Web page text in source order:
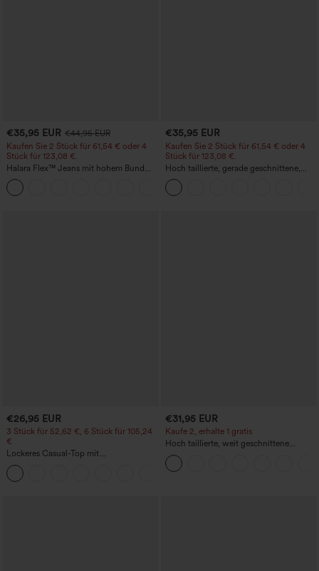
€35,95 EUR €44,95 EUR
Kaufen Sie 2 Stück für 61,54 € oder 4
Stück für 123,08 €.
Halara Flex™ Jeans mit hohem Bund
und Taschen, gewaschener, lässiger
Bootcut
€35,95 EUR
Kaufen Sie 2 Stück für 61,54 € oder 4
Stück für 123,08 €.
Hoch taillierte, gerade geschnittene,
legere Leinen-Optik-Hose mit Taschen
€26,95 EUR
3 Stück für 52,62 €, 6 Stück für 105,24
€
Lockeres Casual-Top mit
Rundhalsausschnitt und
Fledermausärmeln
€31,95 EUR
Kaufe 2, erhalte 1 gratis
Hoch taillierte, weit geschnittene
Freizeithose aus Leinenmischung mit
Kordelzug und Taschen